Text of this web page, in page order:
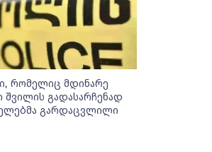
რომელიც მდინარე
შვილის გადასარჩენად
გარდაცვლილი